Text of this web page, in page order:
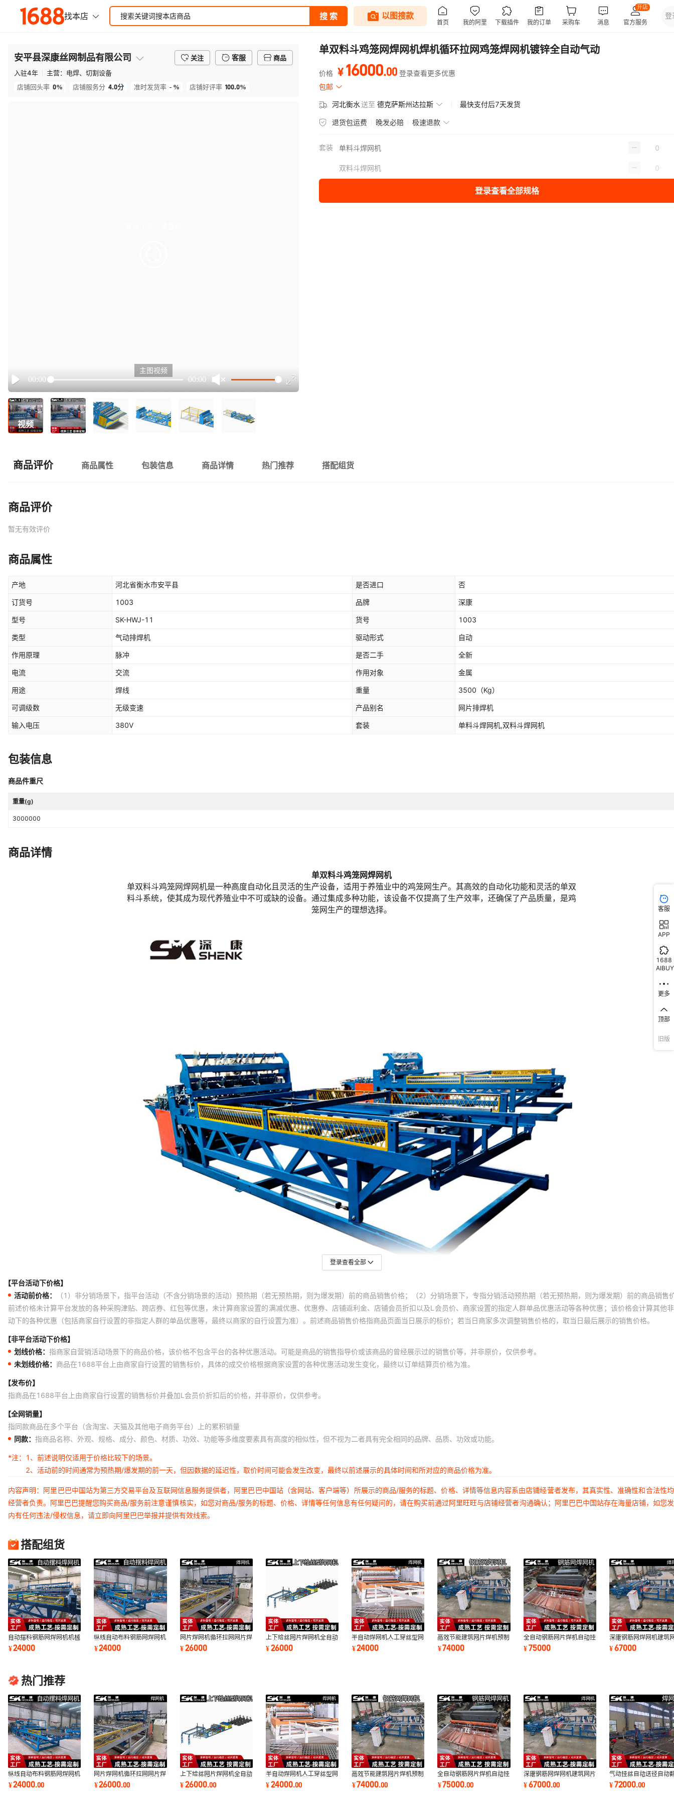
安平县深康丝网制品有限公司 关注 客服
商品
入驻4年 主营： 电焊、切割设备
店铺回头率 0% 店铺服务分 4.0分 准时发货率 - % 店铺好评率 100.0%
Play
00:00 00:00
主图视频
视频
单双料斗鸡笼网焊网机焊机循环拉网鸡笼焊网机镀锌全自动气动
价格 ¥16000.00 登录查看更多优惠
包邮
河北衡水送至 德克萨斯州达拉斯 最快支付后7天发货
退货包运费 晚发必赔 极速退款
套装 单料斗焊网机
双料斗焊网机
登录查看全部规格
商品评价 商品属性 包装信息 商品详情 热门推荐 搭配组货
商品评价
暂无有效评价
商品属性
产地 河北省衡水市安平县 是否进口 否
订货号 1003 品牌 深康
型号 SK-HWJ-11 货号 1003
类型 气动排焊机 驱动形式 自动
作用原理 脉冲 是否二手 全新
电流 交流 作用对象 金属
用途 焊线 重量 3500 （Kg）
可调级数 无级变速 产品别名 网片排焊机
输入电压 380V 套装 单料斗焊网机,双料斗焊网机
包装信息
商品件重尺
重量(g)
3000000
商品详情
登录查看全部
【平台活动下价格】
活动前价格：
（1）非分销场景下，指平台活动（不含分销场景的活动）预热期（若无预热期，则为爆发期）前的商品销售价格；（2）分销场景下，专指分销活动预热期（若无预热期，则为爆发期）前的商品销售
前述价格未计算平台发放的各种采购津贴、跨店券、红包等优惠，未计算商家设置的满减优惠、优惠券、店铺返利金、店铺会员折扣以及L会员价、商家设置的指定人群单品优惠活动等各种优惠；该价格会计算其他
动下的各种优惠（包括商家自行设置的非指定人群的单品优惠等，最终以商家的自行设置为准）。前述商品销售价格指商品页面当日展示的标价；若当日商家多次调整销售价格的，取当日最后展示的销售价格。
【非平台活动下价格】
划线价格： 指商家自营销活动场景下的商品价格，该价格不包含平台的各种优惠活动。可能是商品的销售指导价或该商品的曾经展示过的销售价等，并非原价，仅供参考。
未划线价格： 商品在1688平台上由商家自行设置的销售标价，具体的成交价格根据商家设置的各种优惠活动发生变化，最终以订单结算页价格为准。
【发布价】
指商品在1688平台上由商家自行设置的销售标价并叠加L会员价折扣后的价格，并非原价，仅供参考。
【全网销量】
指同款商品在多个平台（含淘宝、天猫及其他电子商务平台）上的累积销量
同款： 指商品名称、外观、规格、成分、颜色、材质、功效、功能等多维度要素具有高度的相似性，但不视为二者具有完全相同的品牌、品质、功效或功能。
*注：
1、前述说明仅适用于价格比较下的场景。
2、活动前的时间通常为预热期/爆发期的前一天，但因数据的延迟性，取价时间可能会发生改变，最终以前述展示的具体时间和所对应的商品价格为准。
内容声明：阿里巴巴中国站为第三方交易平台及互联网信息服务提供者，阿里巴巴中国站（含网站、客户端等）所展示的商品/服务的标题、价格、详情等信息内容系由店铺经营者发布，其真实性、准确性和合法性
经营者负责。阿里巴巴提醒您购买商品/服务前注意谨慎核实，如您对商品/服务的标题、价格、详情等任何信息有任何疑问的，请在购买前通过阿里旺旺与店铺经营者沟通确认；阿里巴巴中国站存在海量店铺，如您
内有任何违法/侵权信息，请立即向阿里巴巴举报并提供有效线索。
搭配组货
自动摆料钢筋网焊网机机械
焊接设备深康机械定做金属
网焊网机
¥24000
纵线自动布料钢筋网焊网机
带内折弯6-12mm高效排
焊机气动全自动
¥24000
网片焊网机循环拉网网片焊
网机全自动护栏网生产线钢
筋
¥26000
上下给丝网片焊网机全自动
钢丝网排焊机钢筋网片成型
机高效
¥26000
半自动焊网机人工穿丝型网
片焊机半自动半自动排焊机
气动精准
¥24000
高效节能建筑网片焊机预制
混凝土用钢筋焊接网生产线
自动化焊网机
¥74000
全自动钢筋网片焊机自动挂
丝自动出网落网钢筋网焊网
机牢固
¥75000
深康钢筋网焊网机建筑
排焊机高性价比全自动
焊网机
¥67000
热门推荐
纵线自动布料钢筋网焊网机
带内折弯6-12mm高效排
焊机气动全自动
¥24000.00
网片焊网机循环拉网网片焊
网机全自动护栏网生产线钢
筋
¥26000.00
上下给丝网片焊网机全自动
钢丝网排焊机钢筋网片成型
机高效
¥26000.00
半自动焊网机人工穿丝型网
片焊机半自动半自动排焊机
气动精准
¥24000.00
高效节能建筑网片焊机预制
混凝土用钢筋焊接网生产线
自动化焊网机
¥74000.00
全自动钢筋网片焊机自动挂
丝自动出网落网钢筋网焊网
机牢固
¥75000.00
深康钢筋网焊网机建筑网片
排焊机高性价比全自动钢筋
焊网机
¥67000.00
气动挂丝自动送径自动
落网钢筋网焊网机智能
网焊网机
¥72000.00
客服
APP
1688
AIBUY
更多
顶部
旧版